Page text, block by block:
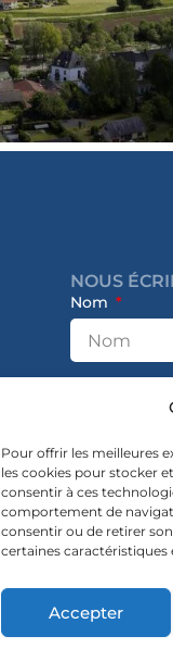
Pour offrir les meilleures
les cookies pour stocker
consentir à ces
comportement de
consentir ou de retirer
certaines caractéristiques
Accepter
NOUS
Nom
Message